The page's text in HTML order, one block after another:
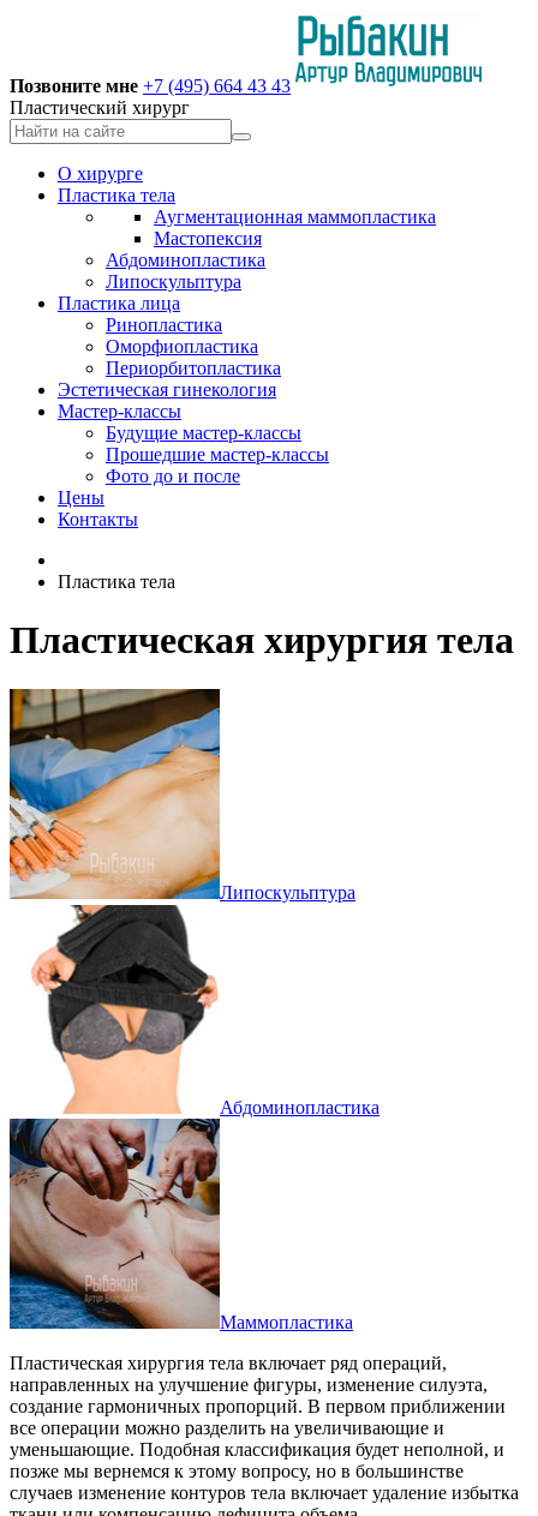
Позвоните мне +7 (495) 664 43 43
Пластический хирург
О хирурге
Пластика тела
Аугментационная маммопластика
Мастопексия
Абдоминопластика
Липоскульптура
Пластика лица
Ринопластика
Оморфиопластика
Периорбитопластика
Эстетическая гинекология
Мастер-классы
Будущие мастер-классы
Прошедшие мастер-классы
Фото до и после
Цены
Контакты
Пластика тела
Пластическая хирургия тела
Липоскульптура
Абдоминопластика
Маммопластика
Пластическая хирургия тела включает ряд операций,
направленных на улучшение фигуры, изменение силуэта,
создание гармоничных пропорций. В первом приближении
все операции можно разделить на увеличивающие и
уменьшающие. Подобная классификация будет неполной, и
позже мы вернемся к этому вопросу, но в большинстве
случаев изменение контуров тела включает удаление избытка